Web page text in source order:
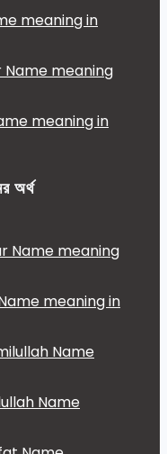
meaning in
Name meaning
meaning in
অর্থ
Name meaning in
Name